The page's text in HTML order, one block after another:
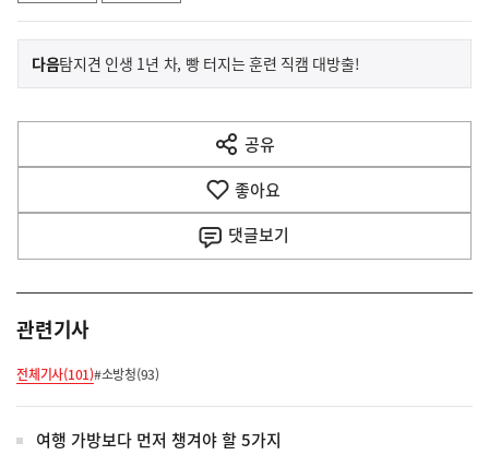
이
전
다
음
다음기
사
탐지견 인생 1년 차, 빵 터지는 훈련 직캠 대방출!
공유
열
기
좋아요
댓글보기
관련기사
전체기사(101)#소방청(93)
여행 가방보다 먼저 챙겨야 할 5가지